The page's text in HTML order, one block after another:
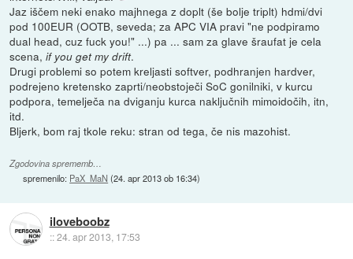
Jaz iščem neki enako majhnega z doplt (še bolje triplt) hdmi/dvi
pod 100EUR (OOTB, seveda; za APC VIA pravi "ne podpiramo
dual head, cuz fuck you!" ...) pa ... sam za glave šraufat je cela
scena,if you get my drift.
Drugi problemi so potem kreljasti softver, podhranjen hardver,
podrejeno kretensko zaprti/neobstoječi SoC gonilniki, v kurcu
podpora, temelječa na dviganju kurca naključnih mimoidočih, itn,
itd.
Bljerk, bom raj tkole reku: stran od tega, če nis mazohist.
Zgodovina sprememb…
spremenilo: PaX_MaN (24. apr 2013 ob 16:34)
iloveboobz
::24. apr 2013, 17:53